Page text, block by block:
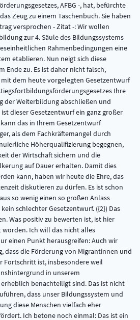
AFBG -, hat, befürchte
Zeug zu einem Taschenbuch. Sie haben
versprochen - Zitat -: Wir wollen
zur 4. Säule des Bildungssystems
Rahmenbedingungen eine
etablieren. Nun neigt sich diese
Ende zu. Es ist daher nicht falsch,
mit dem heute vorgelegten Gesetzentwurf
Ihre
der Weiterbildung abschließen und
dieser Gesetzentwurf ein ganz großer
das in Ihrem Gesetzentwurf
als dem Fachkräftemangel durch
Höherqualifizierung begegnen,
der Wirtschaft sichern und die
auf Dauer erhalten. Damit dies
kann, haben wir heute die Ehre, das
diskutieren zu dürfen. Es ist schon
so wenig einen so großen Anlass
schlechter Gesetzentwurf. ({2}) Das
Was positiv zu bewerten ist, ist hier
Ich will das nicht alles
einen Punkt herausgreifen: Auch wir
dass die Förderung von Migrantinnen und
Fortschritt ist, insbesondere weil
in unserem
benachteiligt sind. Das ist nicht
dass unser Bildungssystem und
diese Menschen vielfach eher
Ich betone noch einmal: Das ist ein